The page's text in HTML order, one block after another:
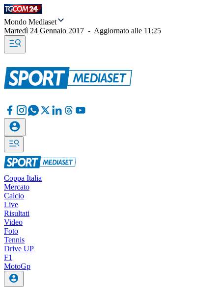
Mondo Mediaset
Martedì 24 Gennaio 2017 - Aggiornato alle 11:25
Coppa Italia
Mercato
Calcio
Live
Risultati
Video
Foto
Tennis
Drive UP
F1
MotoGp